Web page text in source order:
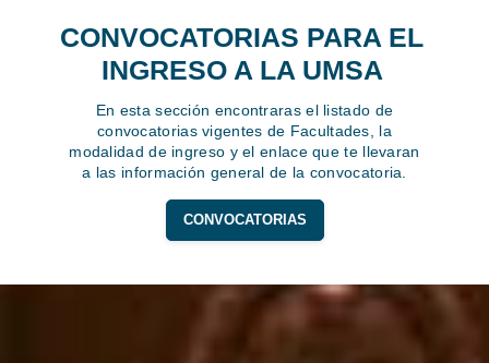
CONVOCATORIAS PARA EL
INGRESO A LA UMSA
En esta sección encontraras el listado de
convocatorias vigentes de Facultades, la
modalidad de ingreso y el enlace que te llevaran
a las información general de la convocatoria.
CONVOCATORIAS